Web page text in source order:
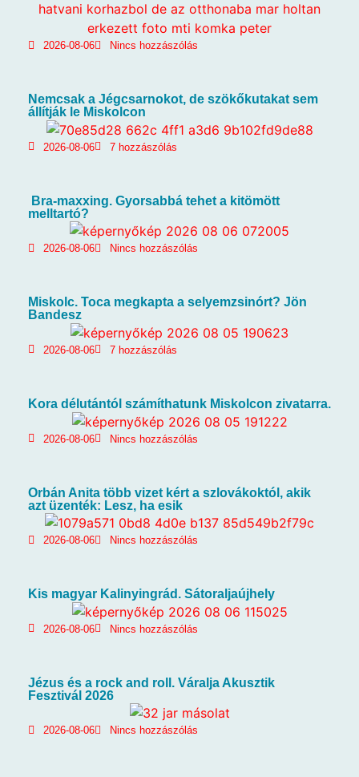
2026-08-06 Nincs hozzászólás
Nemcsak a Jégcsarnokot, de szökőkutakat sem
állítják le Miskolcon
2026-08-06 7 hozzászólás
Bra-maxxing. Gyorsabbá tehet a kitömött
melltartó?
2026-08-06 Nincs hozzászólás
Miskolc. Toca megkapta a selyemzsinórt? Jön
Bandesz
2026-08-06 7 hozzászólás
Kora délutántól számíthatunk Miskolcon zivatarra.
2026-08-06 Nincs hozzászólás
Orbán Anita több vizet kért a szlovákoktól, akik
azt üzenték: Lesz, ha esik
2026-08-06 Nincs hozzászólás
Kis magyar Kalinyingrád. Sátoraljaújhely
2026-08-06 Nincs hozzászólás
Jézus és a rock and roll. Váralja Akusztik
Fesztivál 2026
2026-08-06 Nincs hozzászólás